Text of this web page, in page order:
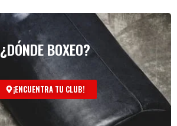
¿DÓNDE BOXEO?
¡ENCUENTRA TU CLUB!